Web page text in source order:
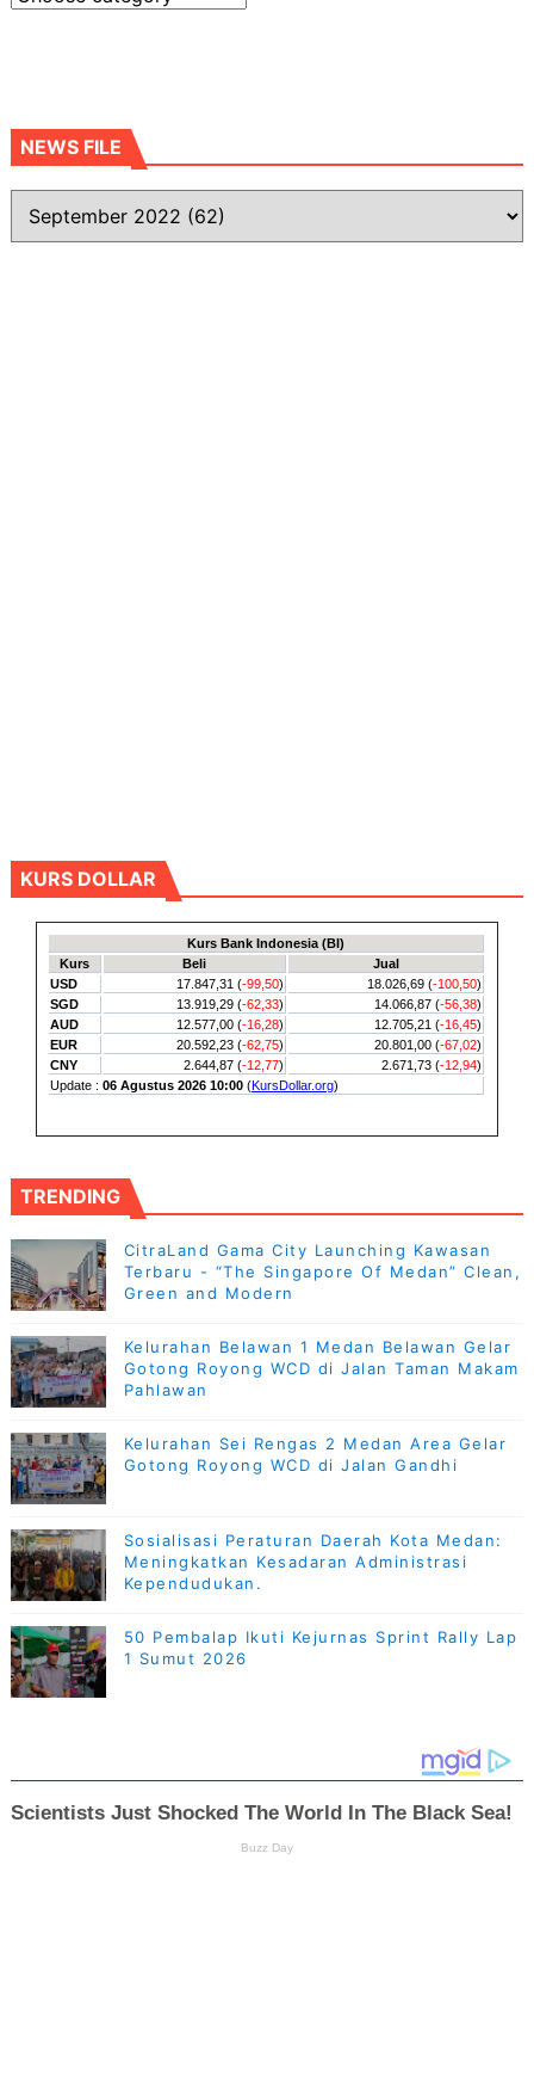
NEWS FILE
KURS DOLLAR
TRENDING
CitraLand Gama City Launching Kawasan
Terbaru - “The Singapore Of Medan” Clean,
Green and Modern
Kelurahan Belawan 1 Medan Belawan Gelar
Gotong Royong WCD di Jalan Taman Makam
Pahlawan
Kelurahan Sei Rengas 2 Medan Area Gelar
Gotong Royong WCD di Jalan Gandhi
Sosialisasi Peraturan Daerah Kota Medan:
Meningkatkan Kesadaran Administrasi
Kependudukan.
50 Pembalap Ikuti Kejurnas Sprint Rally Lap
1 Sumut 2026